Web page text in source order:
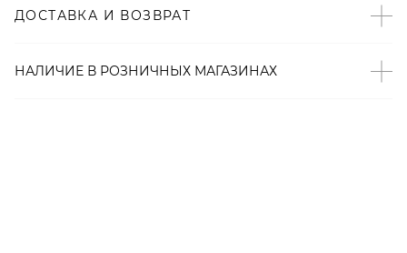
корейский бренд. Его косметика подходит для всех
растений, которые эффективно восстанавливают
ДОСТАВКА И ВОЗВРАТ
НАЛИЧИЕ В РОЗНИЧНЫХ МАГАЗИНАХ